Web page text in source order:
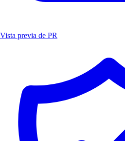
Vista previa de PR